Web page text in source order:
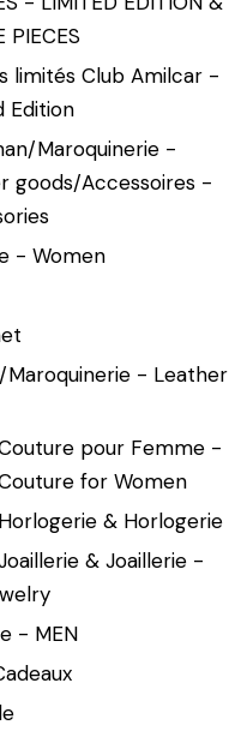
PIECES
limités Club Amilcar -
Edition
Maroquinerie -
goods/Accessoires -
- Women
Maroquinerie - Leather
pour Femme -
for Women
& Horlogerie
& Joaillerie -
- MEN